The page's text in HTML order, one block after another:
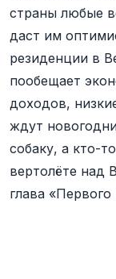
страны любые
даст им
резиденции в
пообещает
доходов,
ждут
собаку, а кто-
вертолёте над
глава «Первого